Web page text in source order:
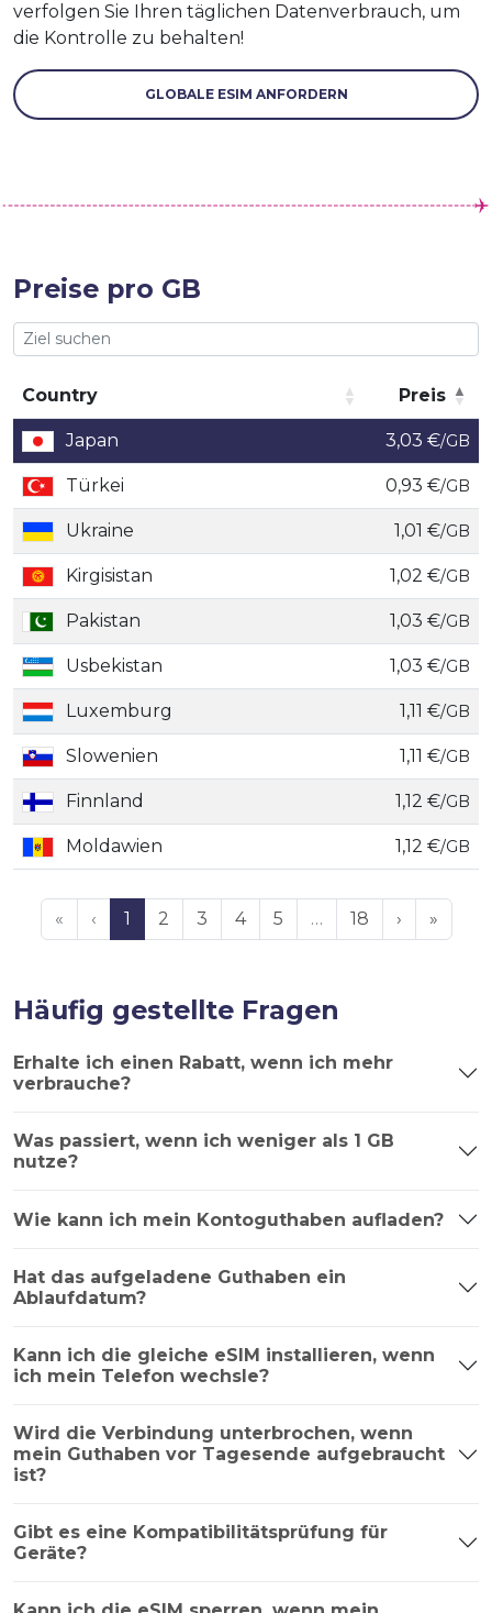
verfolgen Sie Ihren täglichen Datenverbrauch, um
die Kontrolle zu behalten!
GLOBALE ESIM ANFORDERN
Preise pro GB
Country
Preis
Country
Preis
Japan 3,03 €/GB
Türkei 0,93 €/GB
Ukraine 1,01 €/GB
Kirgisistan 1,02 €/GB
Pakistan 1,03 €/GB
Usbekistan 1,03 €/GB
Luxemburg 1,11 €/GB
Slowenien 1,11 €/GB
Finnland 1,12 €/GB
Moldawien 1,12 €/GB
« ‹ 1 2 3 4 5 … 18 › »
Häufig gestellte Fragen
Erhalte ich einen Rabatt, wenn ich mehr
verbrauche?
Was passiert, wenn ich weniger als 1 GB
nutze?
Wie kann ich mein Kontoguthaben aufladen?
Hat das aufgeladene Guthaben ein
Ablaufdatum?
Kann ich die gleiche eSIM installieren, wenn
ich mein Telefon wechsle?
Wird die Verbindung unterbrochen, wenn
mein Guthaben vor Tagesende aufgebraucht
ist?
Gibt es eine Kompatibilitätsprüfung für
Geräte?